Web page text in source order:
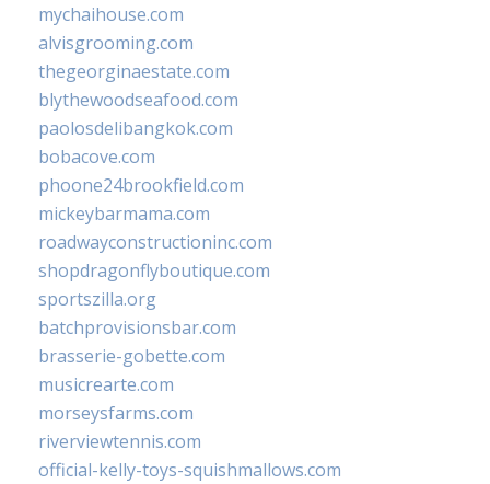
mychaihouse.com
alvisgrooming.com
thegeorginaestate.com
blythewoodseafood.com
paolosdelibangkok.com
bobacove.com
phoone24brookfield.com
mickeybarmama.com
roadwayconstructioninc.com
shopdragonflyboutique.com
sportszilla.org
batchprovisionsbar.com
brasserie-gobette.com
musicrearte.com
morseysfarms.com
riverviewtennis.com
official-kelly-toys-squishmallows.com